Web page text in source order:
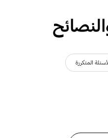
المتكررة